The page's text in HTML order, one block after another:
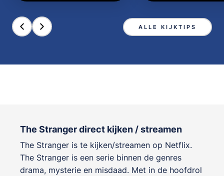
ALLE KIJKTIPS
The Stranger direct kijken / streamen
The Stranger is te kijken/streamen op Netflix.
The Stranger is een serie binnen de genres
drama, mysterie en misdaad. Met in de hoofdrol